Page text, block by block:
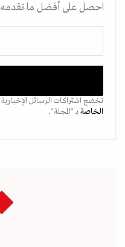
احصل على أفضل ما تقدمه
تخضع اشتراكات الرسائل
الخاصة بـ “المجلة".